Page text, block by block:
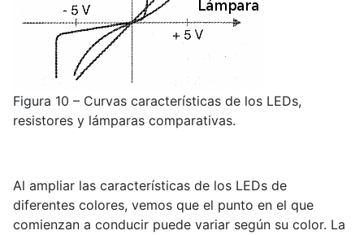
Figura 10 – Curvas características de los LEDs,
resistores y lámparas comparativas.
Al ampliar las características de los LEDs de
diferentes colores, vemos que el punto en el que
comienzan a conducir puede variar según su color. La